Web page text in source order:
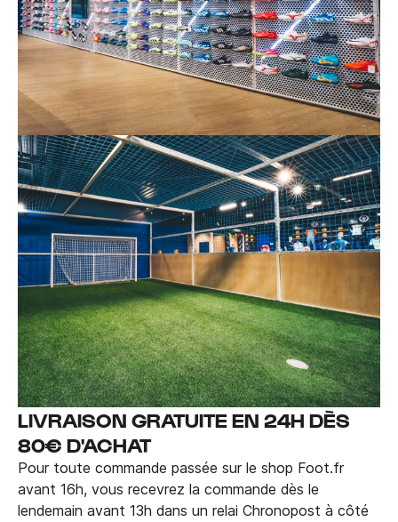
LIVRAISON GRATUITE EN 24H DÈS
80€ D'ACHAT
Pour toute commande passée sur le shop Foot.fr
avant 16h, vous recevrez la commande dès le
lendemain avant 13h dans un relai Chronopost à côté